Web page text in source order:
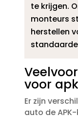
te krijgen.​
monteurs
herstellen
voor
Er zijn
auto de